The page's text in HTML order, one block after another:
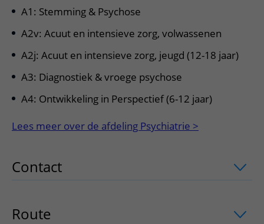
Contact met polikliniek
Contact met verpleegafdeling
Het Wilhelmina Kinderziekenhuis
A1: Stemming & Psychose
A2v: Acuut en intensieve zorg, volwassenen
A2j: Acuut en intensieve zorg, jeugd (12-18 jaar)
A3: Diagnostiek & vroege psychose
A4: Ontwikkeling in Perspectief (6-12 jaar)
Lees meer over de afdeling Psychiatrie >
Contact uitklapper, klik om te openen
Route uitklapper, klik om te openen